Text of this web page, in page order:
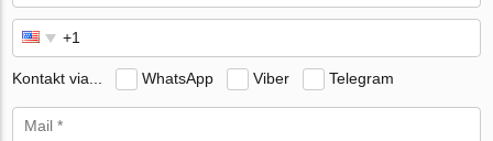
Kontakt via... WhatsApp Viber Telegram